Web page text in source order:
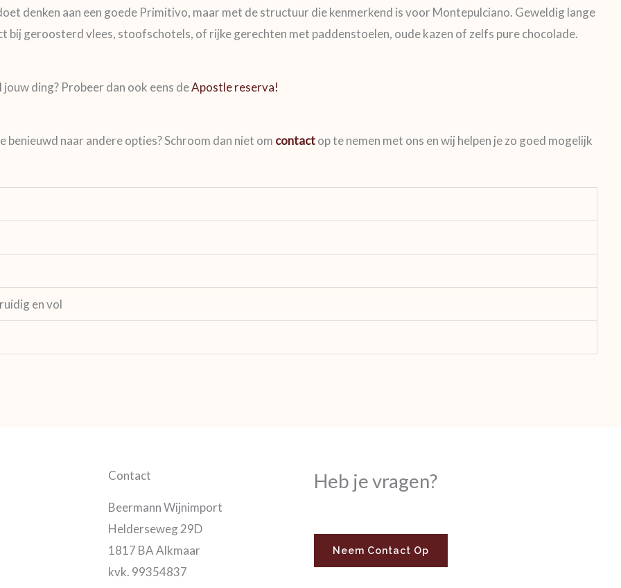
denken aan een goede Primitivo, maar met de structuur die kenmerkend is voor Montepulciano. Geweldig lange
geroosterd vlees, stoofschotels, of rijke gerechten met paddenstoelen, oude kazen of zelfs pure chocolade.
jouw ding? Probeer dan ook eens deApostle reserva!
benieuwd naar andere opties? Schroom dan niet om contactop te nemen met ons en wij helpen je zo goed mogelijk
en vol
Contact
Beermann Wijnimport
Helderseweg 29D
1817 BA Alkmaar
kvk. 99354837
Heb je vragen?
Neem Contact Op